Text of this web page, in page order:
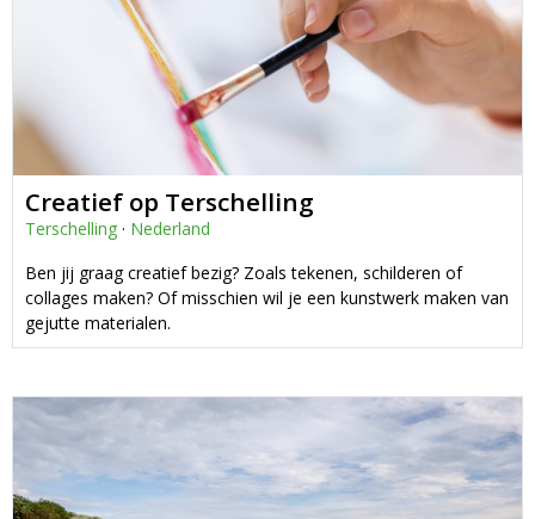
Creatief op Terschelling
Terschelling · Nederland
Ben jij graag creatief bezig? Zoals tekenen, schilderen of
collages maken? Of misschien wil je een kunstwerk maken van
gejutte materialen.